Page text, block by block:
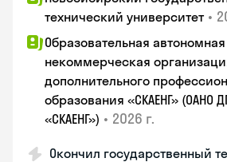
технический университет •
Образовательная автономная
некоммерческая
дополнительного
образования «СКАЕНГ» (ОАНО
«СКАЕНГ») • 2026 г.
Окончил государственный